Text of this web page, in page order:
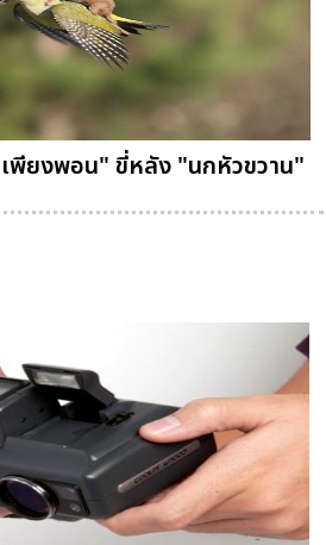
พียงพอน" ขี่หลัง "นกหัวขวาน"